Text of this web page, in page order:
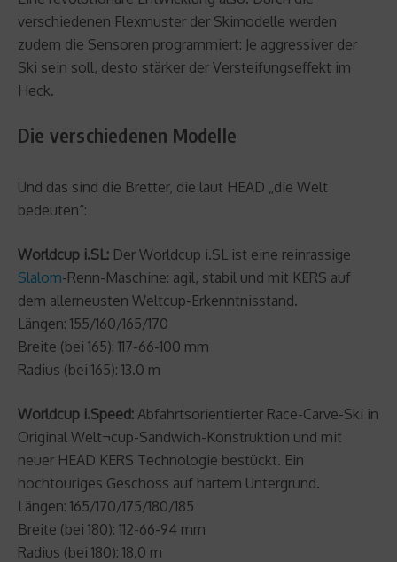
verschiedenen Flexmuster der Skimodelle werden
zudem die Sensoren programmiert: Je aggressiver der
Ski sein soll, desto stärker der Versteifungseffekt im
Heck.
Die verschiedenen Modelle
Und das sind die Bretter, die laut HEAD „die Welt
bedeuten“:
Worldcup i.SL: Der Worldcup i.SL ist eine reinrassige
Slalom-Renn-Maschine: agil, stabil und mit KERS auf
dem allerneusten Weltcup-Erkenntnisstand.
Längen: 155/160/165/170
Breite (bei 165): 117-66-100 mm
Radius (bei 165): 13.0 m
Worldcup i.Speed: Abfahrtsorientierter Race-Carve-Ski in
Original Welt¬cup-Sandwich-Konstruktion und mit
neuer HEAD KERS Technologie bestückt. Ein
hochtouriges Geschoss auf hartem Untergrund.
Längen: 165/170/175/180/185
Breite (bei 180): 112-66-94 mm
Radius (bei 180): 18.0 m